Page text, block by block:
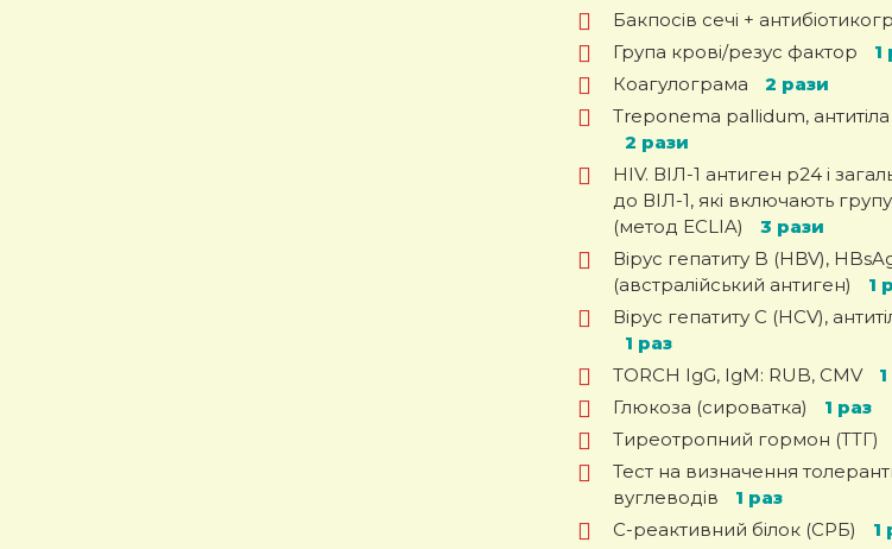
Бакпосів сечі +
Група крові/резус фактор
1
Коагулограма
2 рази
Treponema pallidum, антитіла
2 рази
HIV. ВІЛ-1 антиген р24 і
до ВІЛ-1, які включають
(метод ECLIA)
3 рази
Вірус гепатиту B (HBV),
(австралійський антиген)
1
Вірус гепатиту C (HCV),
1 раз
TORCH IgG, IgМ: RUB, CMV
Глюкоза (сироватка)
1 раз
Тиреотропний гормон (ТТГ)
Тест на визначення
вуглеводів
1 раз
C-реактивний білок (СРБ)
1